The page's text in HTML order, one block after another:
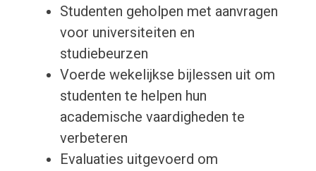
Studenten geholpen met aanvragen
voor universiteiten en
studiebeurzen
Voerde wekelijkse bijlessen uit om
studenten te helpen hun
academische vaardigheden te
verbeteren
Evaluaties uitgevoerd om